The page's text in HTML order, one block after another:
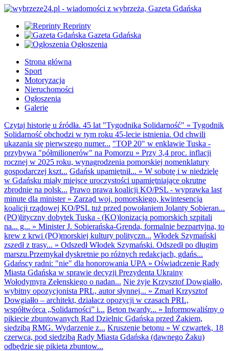
Reprinty
Gazeta Gdańska
Ogłoszenia
Strona główna
Sport
Motoryzacja
Nieruchomości
Ogłoszenia
Galerie
Czytaj historię u źródła. 45 lat "Tygodnika Solidarność" » Tygodnik
Solidarność obchodzi w tym roku 45-lecie istnienia. Od chwili
ukazania się pierwszego numer... "TOP 20" w enklawie Tuska -
przybywa "półmilionerów" na Pomorzu » Przy 3,4 proc. inflacji
rocznej w 2025 roku, wynagrodzenia pomorskiej nomenklatury
gospodarczej kszt... Gdańsk upamiętnił... » W sobotę i w niedzielę
w Gdańsku miały miejsce uroczystości upamiętniające okrutne
zbrodnie na polsk... Prawo prawa koalicji KO/PSL - wyprawka last
minute dla minister» Zarząd woj. pomorskiego, kwintesencja
koalicji rządowej KO/PSL tuż przed powołaniem Jolanty Sobieran...
(PO)lityczny dobytek Tuska - (KO)lonizacja pomorskich szpitali
na... g... » Minister J. Sobierańska-Grenda, formalnie bezpartyjna, to
krew z krwi (PO)morskiej kultury polityczn... Włodek Szymański
zszedł z trasy... » Odszedł Włodek Szymański. Odszedł po długim
marszu.Przemykał dyskretnie po różnych redakcjach, gdańs...
Gdańscy radni: "nie" dla honorowania UPA » Oświadczenie Rady
Miasta Gdańska w sprawie decyzji Prezydenta Ukrainy
Wołodymyra Zełenskiego o nadan... Nie żyje Krzysztof Dowgiałło,
wybitny opozycjonista PRL, autor słynnej... » Zmarł Krzysztof
Dowgiałło – architekt, działacz opozycji w czasach PRL,
współtwórca „Solidarności” i... Beton twardy... » Informowaliśmy o
pikiecie zbuntowanych Rad Dzielnic Gdańska przed Żakiem,
siedzibą RMG. Wydarzenie z... Kruszenie betonu » W czwartek, 18
czerwca, pod siedzibą Rady Miasta Gdańska (dawnego Żaku)
odbędzie się pikieta zbuntow...